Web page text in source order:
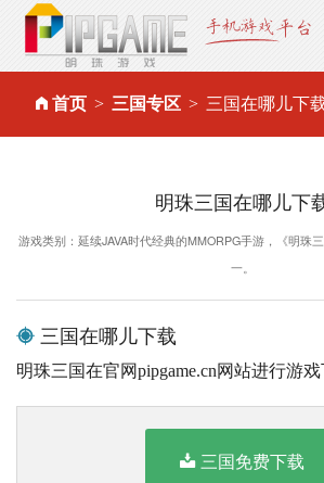
首页 三国专区 三国在哪儿下
明珠三国在哪儿下
游戏类别：延续JAVA时代经典的MMORPG手游，《明珠
一。
三国在哪儿下载
明珠三国在官网pipgame.cn网站进行游
三国免费下载